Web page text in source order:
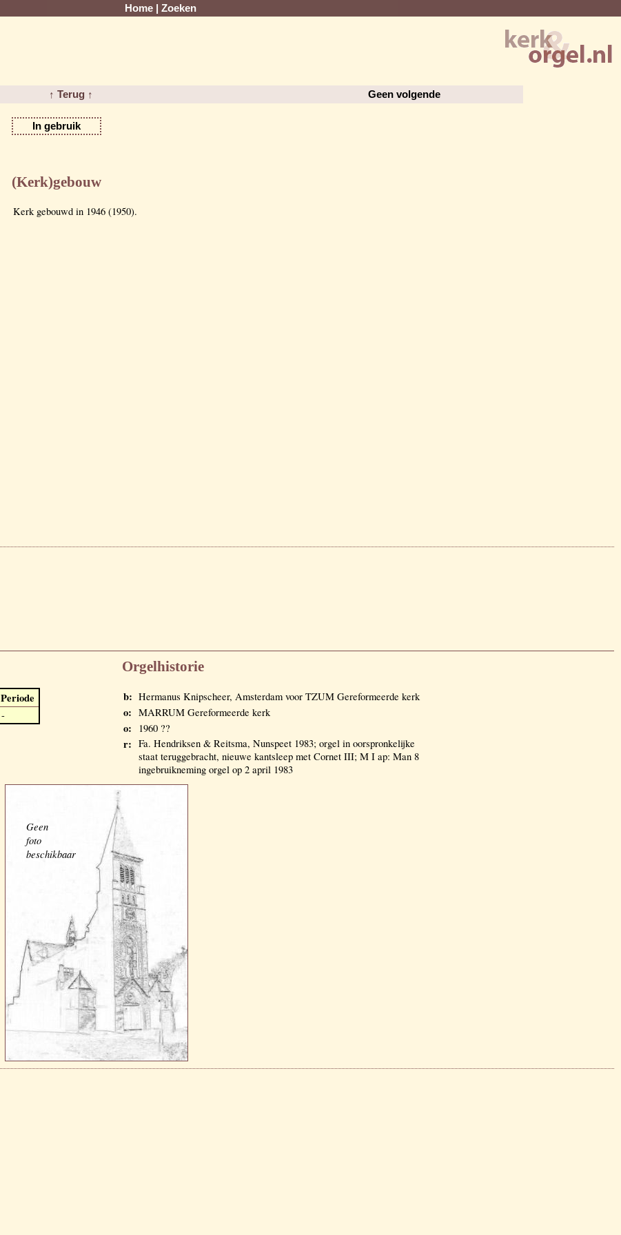
Home Zoeken
↑ Terug ↑ Geen volgende
In gebruik
(Kerk)gebouw
Kerk gebouwd in 1946 (1950).
Periode
-
Orgelhistorie
b: Hermanus Knipscheer, Amsterdam voor TZUM Gereformeerde kerk
o: MARRUM Gereformeerde kerk
o: 1960 ??
r: Fa. Hendriksen & Reitsma, Nunspeet 1983; orgel in oorspronkelijke
staat teruggebracht, nieuwe kantsleep met Cornet III; M I ap: Man 8
ingebruikneming orgel op 2 april 1983
Geen
foto
beschikbaar